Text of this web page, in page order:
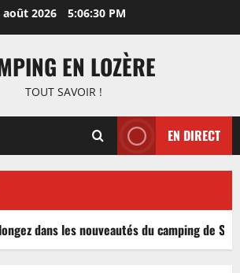
août 2026 5:06:30 PM
EN LOZÈRE
TOUT SAVOIR !
EN DIRECT
dans les nouveautés du camping de